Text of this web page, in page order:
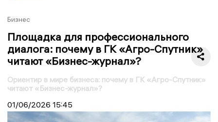
Бизнес
Площадка для профессионального
диалога: почему в ГК «Агро-Спутник»
читают «Бизнес-журнал»?
Ориентир в мире бизнеса: почему в ГК «Агро-Спутник»
читают «Бизнес-журнал»?
01/06/2026 15:45